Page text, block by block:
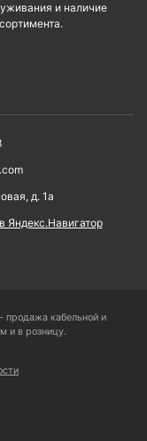
и наличие
д. 1а
Яндекс.Навигатор
продажа кабельной и
и в розницу.